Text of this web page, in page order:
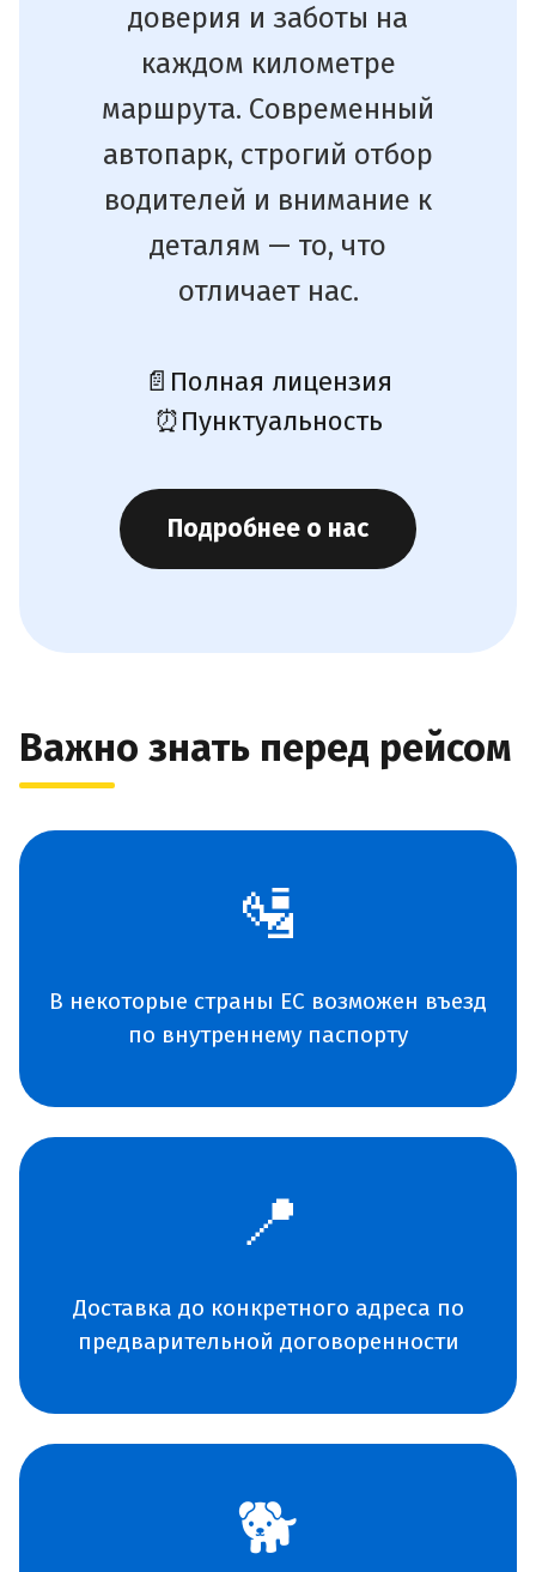
доверия и заботы на
каждом километре
маршрута. Современный
автопарк, строгий отбор
водителей и внимание к
деталям — то, что
отличает нас.
📄 Полная лицензия
⏰Пунктуальность
Подробнее о нас
Важно знать перед рейсом
🛂
В некоторые страны ЕС возможен въезд
по внутреннему паспорту
📍
Доставка до конкретного адреса по
предварительной договоренности
🐕